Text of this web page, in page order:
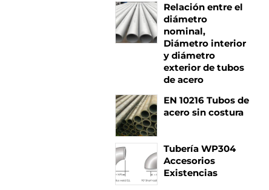
Relación entre el
diámetro
nominal,
Diámetro interior
y diámetro
exterior de tubos
de acero
EN 10216 Tubos de
acero sin costura
Tubería WP304
Accesorios
Existencias